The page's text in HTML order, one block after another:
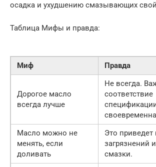
осадка и ухудшению смазывающих
Таблица Мифы и правда:
Миф Правда
Дорогое масло
всегда лучше
Не всегда.
соответствие
Масло можно не
менять, если
доливать
Это
загрязнений
смазки.